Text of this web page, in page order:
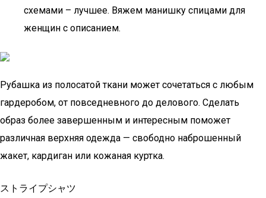
схемами – лучшее. Вяжем манишку спицами для
женщин с описанием.
Рубашка из полосатой ткани может сочетаться с любым
гардеробом, от повседневного до делового. Сделать
образ более завершенным и интересным поможет
различная верхняя одежда — свободно наброшенный
жакет, кардиган или кожаная куртка.
ストライプシャツ